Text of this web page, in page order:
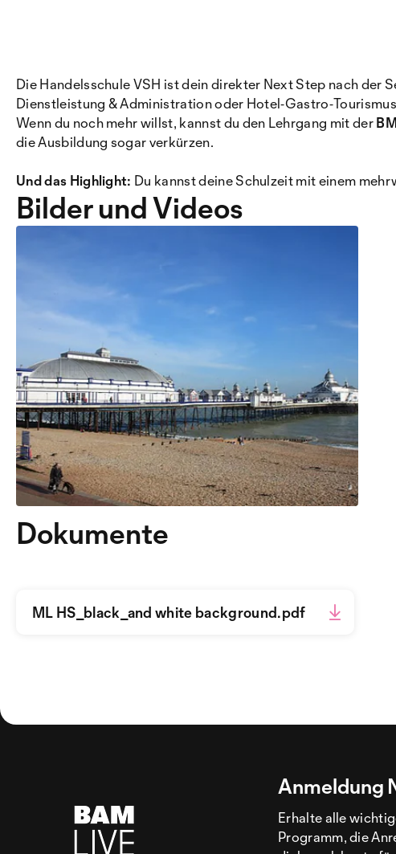
Die Handelsschule VSH ist dein direkter Next Step nach der
Dienstleistung & Administration oder
Wenn du noch mehr willst, kannst du den Lehrgang mit der
die Ausbildung sogar verkürzen.
Und das Highlight: Du kannst deine Schulzeit mit einem
Bilder und Videos
Dokumente
ML HS_black_and white background.pdf
Anmeldung
Erhalte alle
Programm, die